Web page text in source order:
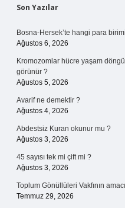
Sidebar
Son Yazılar
Bosna-Hersek’te hangi para
Ağustos 6, 2026
Kromozomlar hücre yaşam
görünür ?
Ağustos 5, 2026
Avarif ne demektir ?
Ağustos 4, 2026
Abdestsiz Kuran okunur mu ?
Ağustos 3, 2026
45 sayısı tek mi çift mi ?
Ağustos 3, 2026
Toplum Gönüllüleri Vakfının
Temmuz 29, 2026